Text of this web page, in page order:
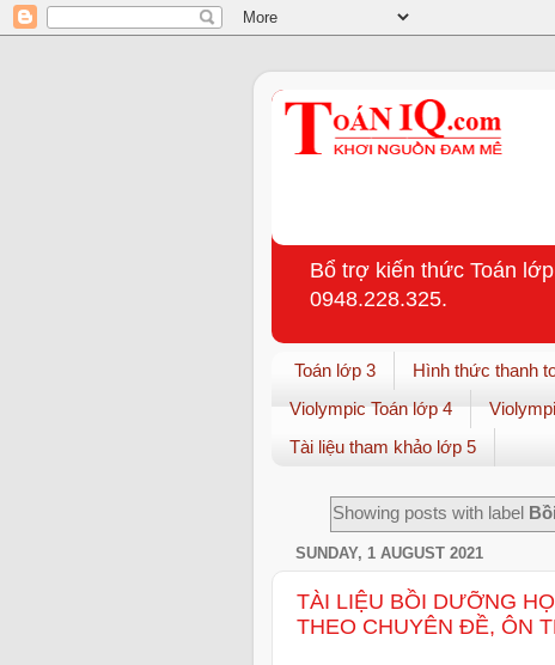
Bổ trợ kiến thức Toán
0948.228.325.
Toán lớp 3 Hình thức thanh
Violympic Toán lớp 4
Tài liệu tham khảo lớp 5
Showing posts with label
SUNDAY, 1 AUGUST 2021
TÀI LIỆU BỒI DƯỠNG
THEO CHUYÊN ĐỀ, ÔN